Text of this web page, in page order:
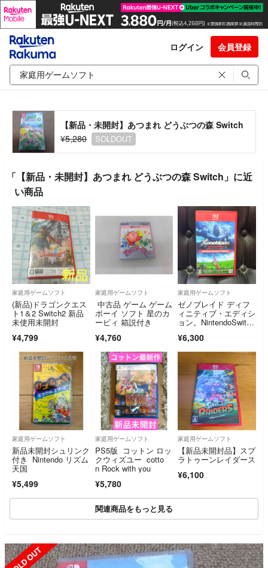
ログイン 会員登録
【新品・未開封】あつまれ どうぶつの森 Switch
¥5,280
SOLDOUT
「【新品・未開封】あつまれ どうぶつの森 Switch」に近
い商品
家庭用ゲームソフト
(新品)ドラゴンクエス
ト1＆2 Switch2 新品
未使用未開封
¥4,799
家庭用ゲームソフト
中古品 ゲーム ゲーム
ボーイ ソフト 星のカ
ービィ 箱説付き
¥4,760
家庭用ゲームソフト
ゼノブレイド ディフ
ィニティブ・エディシ
ョン。NintendoSwitch
¥6,300
家庭用ゲームソフト
新品未開封シュリンク
付き Nintendo リズム
天国
¥5,499
家庭用ゲームソフト
PS5版 コットン ロッ
クウィズユー cotto
n Rock with you
¥5,780
家庭用ゲームソフト
【新品未開封品】スプ
ラトゥーンレイダース
¥6,100
関連商品をもっと見る
SOLD OUT